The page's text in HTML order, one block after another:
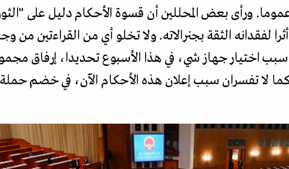
ورأى بعض المحللين أن قسوة الأحكام دليل على
لفقدانه الثقة بجنرالاته. ولا تخلو أي من القراءتين من
اختيار جهاز شي، في هذا الأسبوع تحديدا، إرفاق
لا تفسران سبب إعلان هذه الأحكام الآن، في خضم